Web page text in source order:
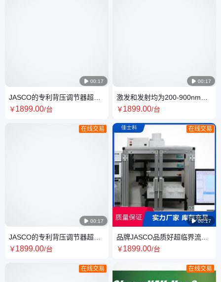
 00:17
JASCO的专利背压调节器超临
界流体色谱 经久耐用 服务优良
￥1899.00/台
 00:17
在线交易
JASCO的专利背压调节器超临
界流体色谱 现货出售 质量保障
￥1899.00/台
在线交易
 00:17
激发和发射均为200-900nm超
临界流体色谱 实体工厂销售
￥1899.00/台
 00:17
在线交易
品牌JASCO品质好超临界流体
色谱 经久耐用 货源充足
￥1899.00/台
在线交易